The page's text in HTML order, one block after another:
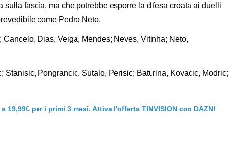
sulla fascia, ma che potrebbe esporre la difesa croata ai duelli
come Pedro Neto.
Cancelo, Dias, Veiga, Mendes; Neves, Vitinha; Neto,
Stanisic, Pongrancic, Sutalo, Perisic; Baturina, Kovacic, Modric;
19,99€ per i primi 3 mesi. Attiva l'offerta TIMVISION con DAZN!